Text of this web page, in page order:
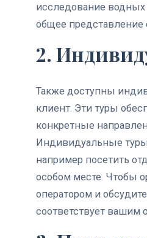
исследование
общее представление
2.
Также доступны
клиент. Эти туры
конкретные
Индивидуальные туры
например посетить
особом месте. Чтобы
оператором и
соответствует